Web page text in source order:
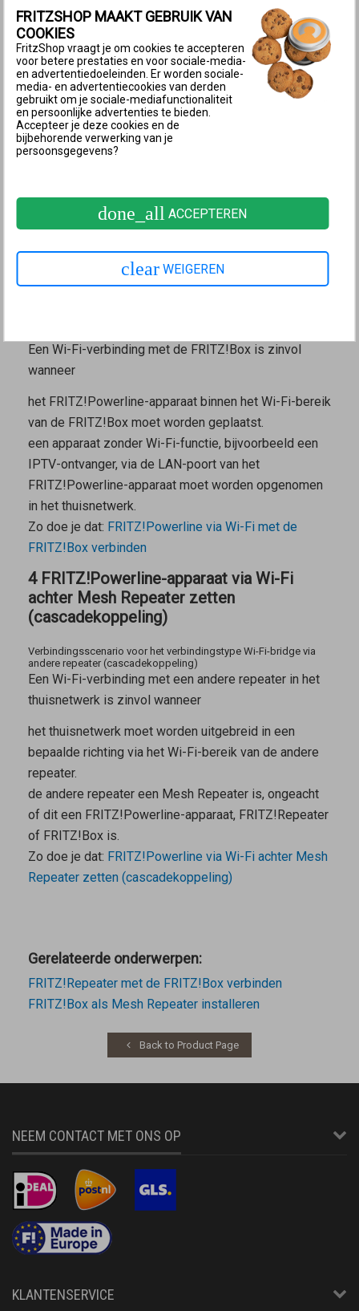
Verbindingsscenario voor het verbindingstype LAN-bridge
Een LAN-verbinding met de FRITZ!Box is zinvol
wanneer
het FRITZ!Powerline-apparaat buiten het Wi-Fi-bereik
van de FRITZ!Box of een andere repeater in het
thuisnetwerk moet worden geplaatst.
vanaf de plaats waar het FRITZ!Powerline-apparaat
aanwezige bekabeling voor het netwerk in huis.
Zo doe je dat:FRITZ!Powerline via LAN met de
FRITZ!Box verbinden
3 FRITZ!Powerline-apparaat via Wi-Fi met
Een Wi-Fi-verbinding met de FRITZ!Box is zinvol
wanneer
het FRITZ!Powerline-apparaat binnen het Wi-Fi-bereik
van de FRITZ!Box moet worden geplaatst.
een apparaat zonder Wi-Fi-functie, bijvoorbeeld een
IPTV-ontvanger, via de LAN-poort van het
FRITZ!Powerline-apparaat moet worden opgenomen
in het thuisnetwerk.
Zo doe je dat: FRITZ!Powerline via Wi-Fi met de
FRITZ!Box verbinden
4 FRITZ!Powerline-apparaat via Wi-Fi
achter Mesh Repeater zetten
(cascadekoppeling)
Verbindingsscenario voor het verbindingstype Wi-Fi-bridge via
andere repeater (cascadekoppeling)
Een Wi-Fi-verbinding met een andere repeater in het
thuisnetwerk is zinvol wanneer
het thuisnetwerk moet worden uitgebreid in een
bepaalde richting via het Wi-Fi-bereik van de andere
repeater.
de andere repeater een Mesh Repeateris, ongeacht
of dit een FRITZ!Powerline-apparaat, FRITZ!Repeater
of FRITZ!Box is.
Zo doe je dat: FRITZ!Powerline via Wi-Fi achter Mesh
Repeater zetten (cascadekoppeling)
Gerelateerde onderwerpen:
FRITZ!Repeater met de FRITZ!Box verbinden
FRITZ!Box als Mesh Repeater installeren
Back to Product Page
NEEM CONTACT MET ONS OP
KLANTENSERVICE
FRITZSHOP MAAKT GEBRUIK VAN
COOKIES
FritzShop vraagt je om cookies te accepteren
voor betere prestaties en voor sociale-media-
en advertentiedoeleinden. Er worden sociale-
media- en advertentiecookies van derden
gebruikt om je sociale-mediafunctionaliteit
en persoonlijke advertenties te bieden.
Accepteer je deze cookies en de
bijbehorende verwerking van je
persoonsgegevens?
done_all ACCEPTEREN
clear WEIGEREN